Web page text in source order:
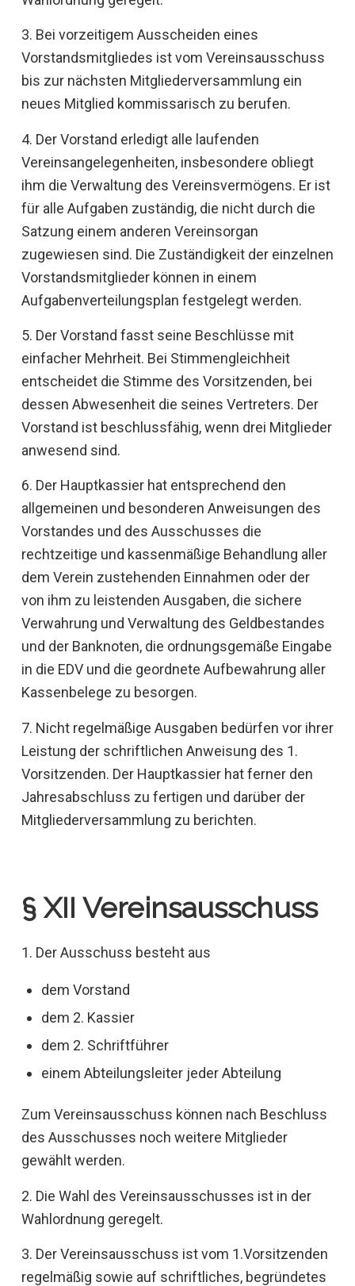
3. Bei vorzeitigem Ausscheiden eines
Vorstandsmitgliedes ist vom Vereinsausschuss
bis zur nächsten Mitgliederversammlung ein
neues Mitglied kommissarisch zu berufen.
4. Der Vorstand erledigt alle laufenden
Vereinsangelegenheiten, insbesondere obliegt
ihm die Verwaltung des Vereinsvermögens. Er ist
für alle Aufgaben zuständig, die nicht durch die
Satzung einem anderen Vereinsorgan
zugewiesen sind. Die Zuständigkeit der einzelnen
Vorstandsmitglieder können in einem
Aufgabenverteilungsplan festgelegt werden.
5. Der Vorstand fasst seine Beschlüsse mit
einfacher Mehrheit. Bei Stimmengleichheit
entscheidet die Stimme des Vorsitzenden, bei
dessen Abwesenheit die seines Vertreters. Der
Vorstand ist beschlussfähig, wenn drei Mitglieder
anwesend sind.
6. Der Hauptkassier hat entsprechend den
allgemeinen und besonderen Anweisungen des
Vorstandes und des Ausschusses die
rechtzeitige und kassenmäßige Behandlung aller
dem Verein zustehenden Einnahmen oder der
von ihm zu leistenden Ausgaben, die sichere
Verwahrung und Verwaltung des Geldbestandes
und der Banknoten, die ordnungsgemäße Eingabe
in die EDV und die geordnete Aufbewahrung aller
Kassenbelege zu besorgen.
7. Nicht regelmäßige Ausgaben bedürfen vor ihrer
Leistung der schriftlichen Anweisung des 1.
Vorsitzenden. Der Hauptkassier hat ferner den
Jahresabschluss zu fertigen und darüber der
Mitgliederversammlung zu berichten.
§ XII Vereinsausschuss
1. Der Ausschuss besteht aus
dem Vorstand
dem 2. Kassier
dem 2. Schriftführer
einem Abteilungsleiter jeder Abteilung
Zum Vereinsausschuss können nach Beschluss
des Ausschusses noch weitere Mitglieder
gewählt werden.
2. Die Wahl des Vereinsausschusses ist in der
Wahlordnung geregelt.
3. Der Vereinsausschuss ist vom 1.Vorsitzenden
regelmäßig sowie auf schriftliches, begründetes